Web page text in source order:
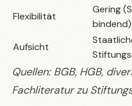
Flexibilität
Gering
bindend)
Aufsicht
Quellen: BGB, HGB,
Fachliteratur zu